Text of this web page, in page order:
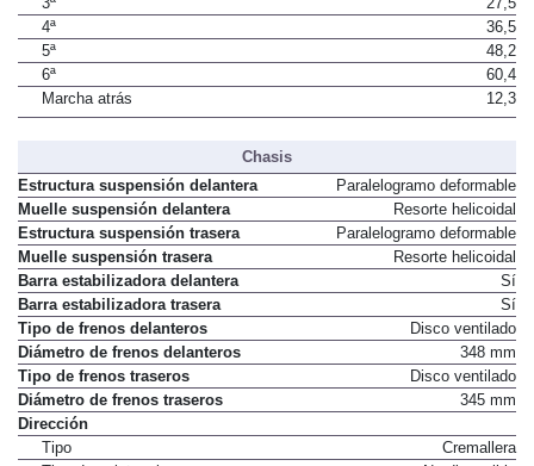
4ª
36,5
5ª
48,2
6ª
60,4
Marcha atrás
12,3
Chasis
Estructura suspensión delantera
Paralelogramo deformable
Muelle suspensión delantera
Resorte helicoidal
Estructura suspensión trasera
Paralelogramo deformable
Muelle suspensión trasera
Resorte helicoidal
Barra estabilizadora delantera
Sí
Barra estabilizadora trasera
Sí
Tipo de frenos delanteros
Disco ventilado
Diámetro de frenos delanteros
348 mm
Tipo de frenos traseros
Disco ventilado
Diámetro de frenos traseros
345 mm
Dirección
Tipo
Cremallera